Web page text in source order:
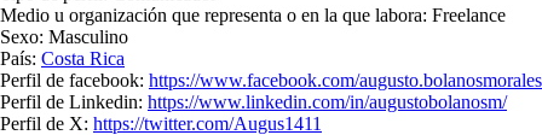
Medio u organización que representa o en la que labora: Freelance
Sexo: Masculino
País: Costa Rica
Perfil de facebook: https://www.facebook.com/augusto.bolanosmorales
Perfil de Linkedin: https://www.linkedin.com/in/augustobolanosm/
Perfil de X: https://twitter.com/Augus1411